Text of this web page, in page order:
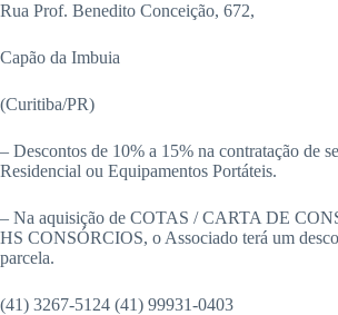
Rua Prof. Benedito Conceição, 672,
Capão da Imbuia
(Curitiba/PR)
– Descontos de 10% a 15% na contratação de
Residencial ou Equipamentos Portáteis.
– Na aquisição de COTAS / CARTA DE
HS CONSÓRCIOS, o Associado terá um
parcela.
(41) 3267-5124 (41) 99931-0403